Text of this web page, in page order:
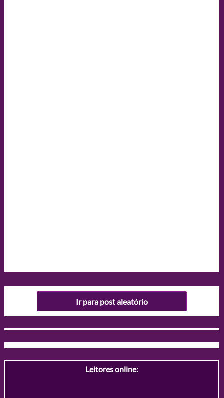
Ir para post aleatório
Leitores online: